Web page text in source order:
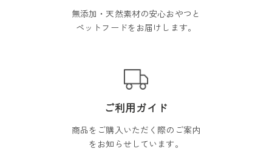
無添加・天然素材の安心おやつと
ペットフードをお届けします。
ご利用ガイド
商品をご購入いただく際のご案内
をお知らせしています。